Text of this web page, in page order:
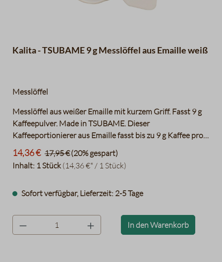
Kalita - TSUBAME 9 g Messlöffel aus Emaille weiß
Messlöffel
Messlöffel aus weißer Emaille mit kurzem Griff. Fasst 9 g
Kaffeepulver. Made in TSUBAME. Dieser
Kaffeeportionierer aus Emaille fasst bis zu 9 g Kaffee pro
Löffel. Das Lot hat einen kurzen Griff mit einem Loch am
Ende. Das erlaubt es einen Schlüsselanhänger oder
Karabiner daran zu befestigen und so den
festzumachen. Hergestellt in der Stadt Tsubame in der
qualitative metallverarbeitende Industrie. “Made in
Tsubame“ steht für Qualität.
Inhalt: 1 Stück(14,36 €* / 1 Stück)
14,36 € 17,95 €(20% gespart)
Sofort verfügbar, Lieferzeit: 2-5 Tage
product.quantityLabel In den Warenkorb